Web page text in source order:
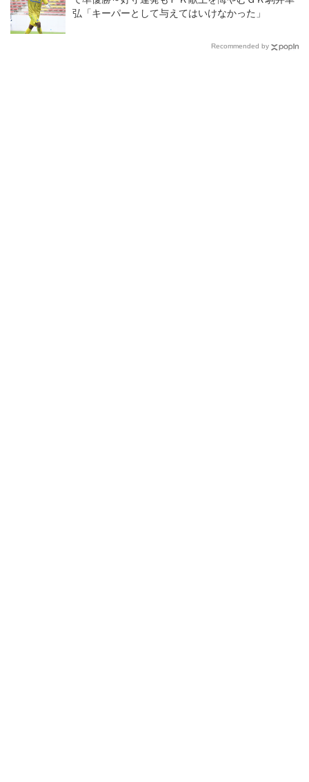
弘「キーパーとして与えてはいけなかった」
Recommended by